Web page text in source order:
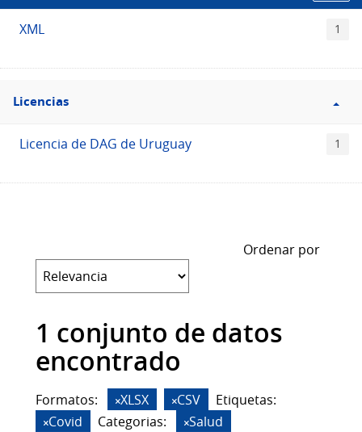
XML 1
Filtro
Licencias
Licencias
Licencia de DAG de Uruguay 1
Ordenar por
1 conjunto de datos
encontrado
Formatos: XLSX CSV
Etiquetas:
Covid
Categorias: Salud